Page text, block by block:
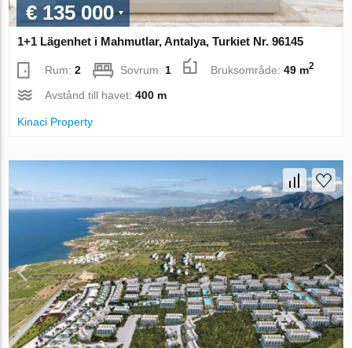
€ 135 000
1+1 Lägenhet i Mahmutlar, Antalya, Turkiet Nr. 96145
Rum:2 Sovrum: 1 Bruksområde:49 m2
Avstånd till havet:400 m
Kinaci Property